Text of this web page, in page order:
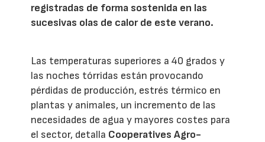
registradas de forma sostenida en las
sucesivas olas de calor de este verano.
Las temperaturas superiores a 40 grados y
las noches tórridas están provocando
pérdidas de producción, estrés térmico en
plantas y animales, un incremento de las
necesidades de agua y mayores costes para
el sector, detalla Cooperatives Agro-